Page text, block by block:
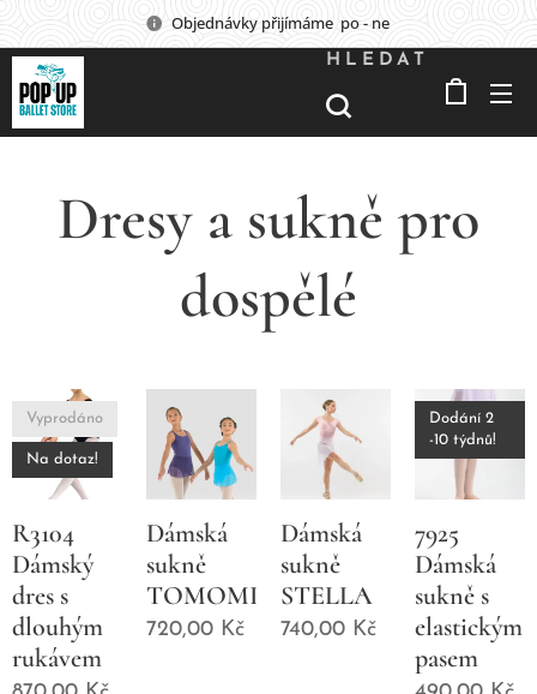
Objednávky přijímáme po - ne
HLEDAT
Dresy a sukně pro
dospělé
R3104
Dámský
dres s
dlouhým
rukávem
Vyprodáno
Na dotaz!
Dámská
sukně
TOMOMI
720,00 Kč
Dámská
sukně
STELLA
740,00 Kč
7925
Dámská
sukně s
elastickým
pasem
Dodání 2
-10 týdnů!